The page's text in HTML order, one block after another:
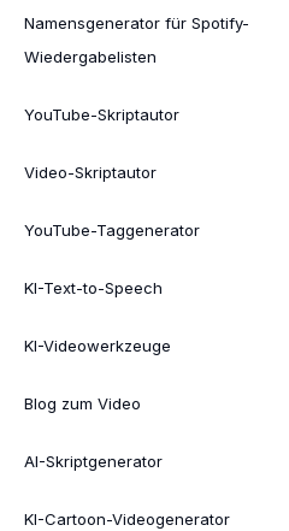
Namensgenerator für Spotify-
Wiedergabelisten
YouTube-Skriptautor
Video-Skriptautor
YouTube-Taggenerator
KI-Text-to-Speech
KI-Videowerkzeuge
Blog zum Video
AI-Skriptgenerator
KI-Cartoon-Videogenerator